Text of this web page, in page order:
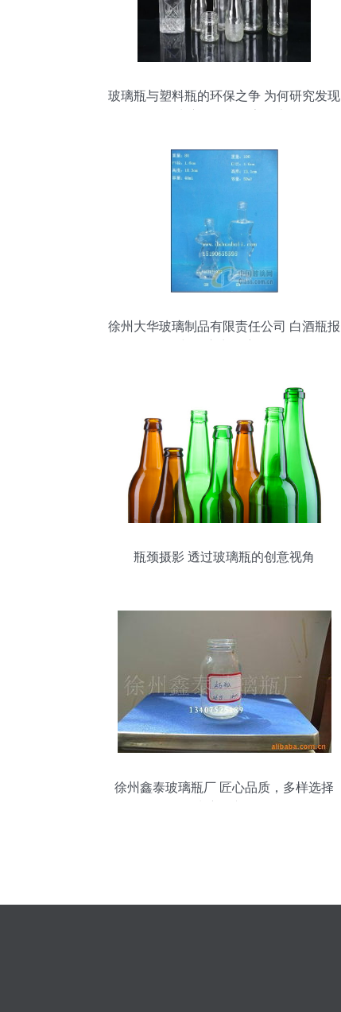
玻璃瓶与塑料瓶的环保之争 为何研究发现
徐州大华玻璃制品有限责任公司 白酒瓶报
瓶颈摄影 透过玻璃瓶的创意视角
徐州鑫泰玻璃瓶厂 匠心品质，多样选择